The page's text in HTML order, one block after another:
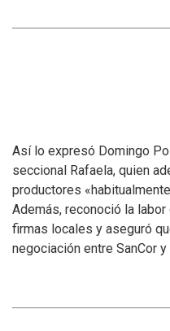
Así lo expresó Domingo
seccional Rafaela, quien
productores
Además, reconoció la
firmas locales y aseguró
negociación entre SanCor